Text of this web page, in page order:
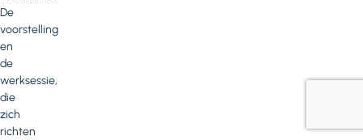
De
voorstelling
en
de
werksessie,
die
zich
richten